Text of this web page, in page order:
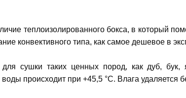
теплоизолированного бокса, в который
конвективного типа, как самое дешевое в
сушки таких ценных пород, как дуб, бук,
происходит при +45,5 °С. Влага удаляется